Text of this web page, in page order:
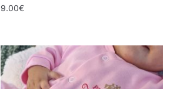
9.00€